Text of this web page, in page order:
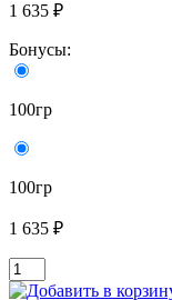
1 635 ₽
Бонусы:
100гр
100гр
1 635 ₽